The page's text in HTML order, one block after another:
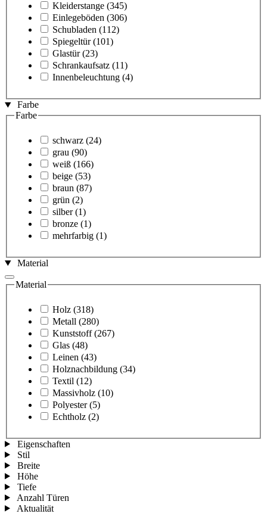
Kleiderstange (345)
Einlegeböden (306)
Schubladen (112)
Spiegeltür (101)
Glastür (23)
Schrankaufsatz (11)
Innenbeleuchtung (4)
Farbe
Farbe
schwarz (24)
grau (90)
weiß (166)
beige (53)
braun (87)
grün (2)
silber (1)
bronze (1)
mehrfarbig (1)
Material
Material
Holz (318)
Metall (280)
Kunststoff (267)
Glas (48)
Leinen (43)
Holznachbildung (34)
Textil (12)
Massivholz (10)
Polyester (5)
Echtholz (2)
Eigenschaften
Stil
Breite
Höhe
Tiefe
Anzahl Türen
Aktualität